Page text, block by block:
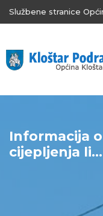
Službene stranice
Informacija
cijepljenja li...